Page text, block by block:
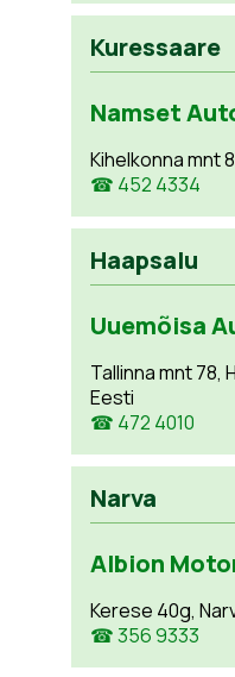
Kuressaare
Namset
Kihelkonna mnt
☎ 452 4334
Haapsalu
Uuemõisa
Tallinna mnt 78,
Eesti
☎ 472 4010
Narva
Albion
Kerese 40g,
☎ 356 9333